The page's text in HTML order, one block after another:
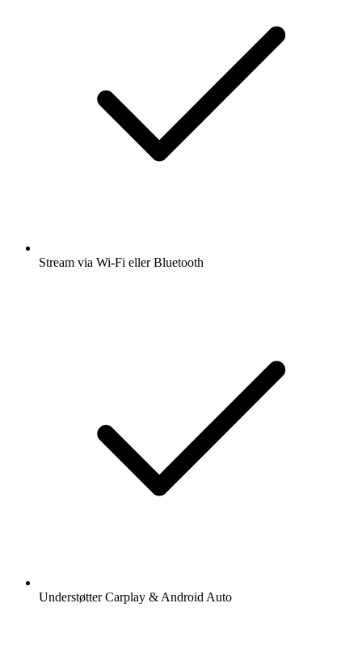
Stream via Wi-Fi eller Bluetooth
Understøtter Carplay & Android Auto